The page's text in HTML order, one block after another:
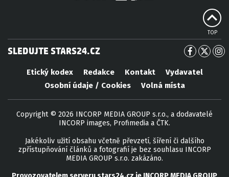
TOP
SLEDUJTE STARS24.CZ
Etický kodex Redakce Kontakt
Vydavatel
Osobní údaje / Cookies
Volná místa
Copyright © 2026 INCORP MEDIA GROUP s.r.o., a dodavatelé
INCORP images, Profimedia a ČTK.
Jakékoliv užití obsahu včetně převzetí, šíření či dalšího
zpřístupňování článků a fotografií je bez souhlasu INCORP
MEDIA GROUP s.r.o. zakázáno.